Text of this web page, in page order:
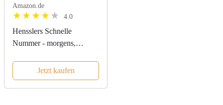
Amazon.de
4.0
Hensslers Schnelle
Nummer - morgens,
schnelle Kochbuch: Über
100 einfache Rezepte für
Frühstück, Mittagessen und
Jetzt kaufen